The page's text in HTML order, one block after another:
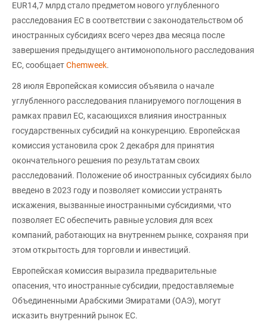
EUR14,7 млрд стало предметом нового углубленного
расследования ЕС в соответствии с законодательством об
иностранных субсидиях всего через два месяца после
завершения предыдущего антимонопольного расследования
ЕС, сообщаетChemweek.
28 июля Европейская комиссия объявила о начале
углубленного расследования планируемого поглощения в
рамках правил ЕС, касающихся влияния иностранных
государственных субсидий на конкуренцию. Европейская
комиссия установила срок 2 декабря для принятия
окончательного решения по результатам своих
расследований. Положение об иностранных субсидиях было
введено в 2023 году и позволяет комиссии устранять
искажения, вызванные иностранными субсидиями, что
позволяет ЕС обеспечить равные условия для всех
компаний, работающих на внутреннем рынке, сохраняя при
этом открытость для торговли и инвестиций.
Европейская комиссия выразила предварительные
опасения, что иностранные субсидии, предоставляемые
Объединенными Арабскими Эмиратами (ОАЭ), могут
исказить внутренний рынок ЕС.